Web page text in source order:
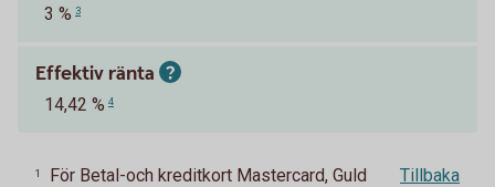
3 % 3
Effektiv ränta
14,42 % 4
1
För Betal-och kreditkort Mastercard, Guld
Tillbaka